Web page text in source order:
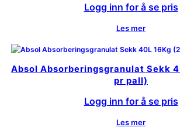
Logg inn for å se pris
Les mer
Absol Absorberingsgranulat Sekk
pr pall)
Logg inn for å se pris
Les mer